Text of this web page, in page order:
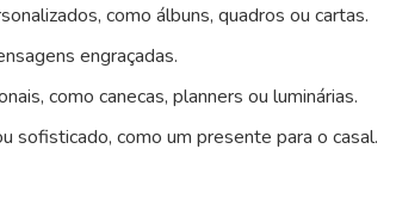
como álbuns, quadros ou cartas.
engraçadas.
como canecas, planners ou luminárias.
sofisticado, como um presente para o casal.